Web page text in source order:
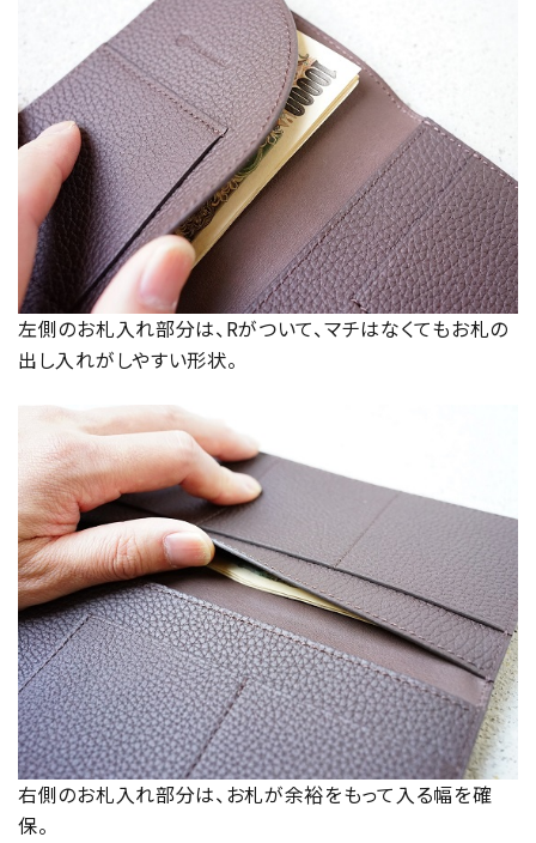
左側のお札入れ部分は、Rがついて、マチはなくてもお札の
出し入れがしやすい形状。
右側のお札入れ部分は、お札が余裕をもって入る幅を確
保。